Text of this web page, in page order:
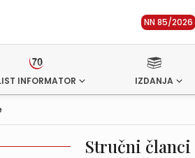
NN 85/2026
INFORMATOR IZDANJA
Stručni članci